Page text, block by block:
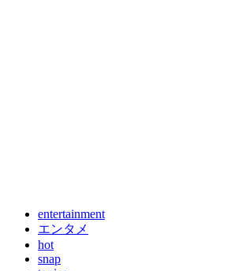
entertainment
エンタメ
hot
snap